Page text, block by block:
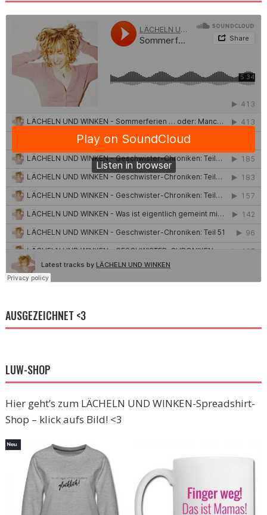
AUSGEZEICHNET <3
LUW-SHOP
Hier geht’s zum LÄCHELN UND WINKEN-Spreadshirt-
Shop – klick aufs Bild! <3